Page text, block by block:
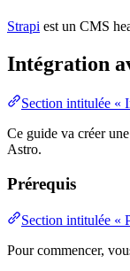
Strapi est un CMS
Intégration
Section intitulée «
Ce guide va créer
Astro.
Prérequis
Section intitulée «
Pour commencer,